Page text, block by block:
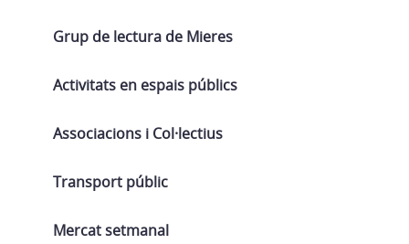
Grup de lectura de Mieres
Activitats en espais públics
Associacions i Col·lectius
Transport públic
Mercat setmanal